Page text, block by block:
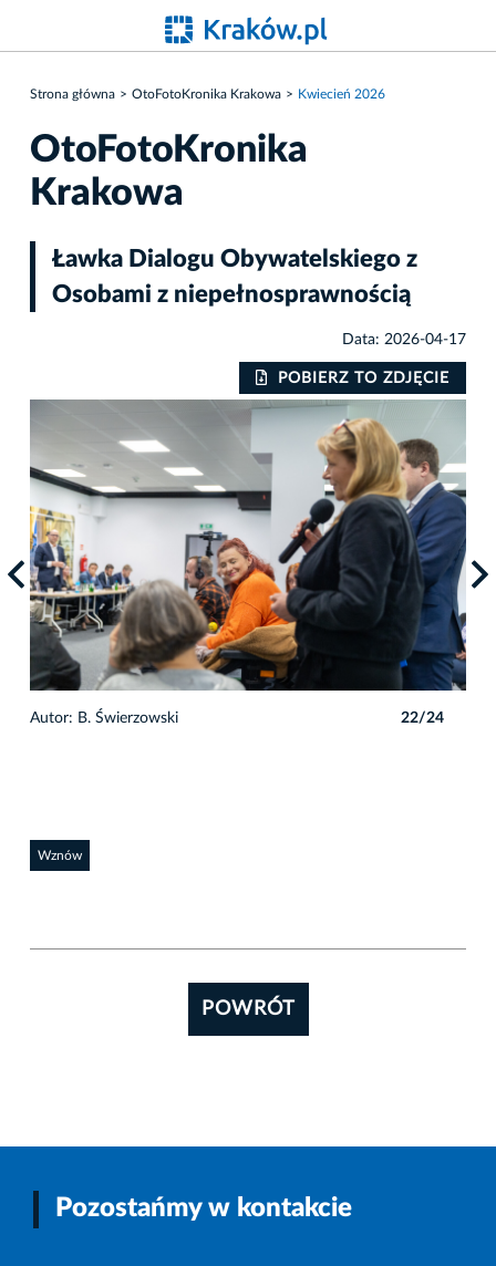
Strona główna OtoFotoKronika Krakowa Kwiecień 2026
OtoFotoKronika
Krakowa
Ławka Dialogu Obywatelskiego z
Osobami z niepełnosprawnością
Data: 2026-04-17
POBIERZ TO ZDJĘCIE
Autor: B. Świerzowski 22/24
Wznów
POWRÓT
Pozostańmy w kontakcie